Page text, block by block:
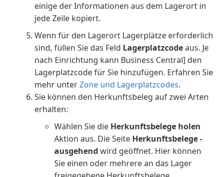
einige der Informationen aus dem Lagerort in
jede Zeile kopiert.
Wenn für den Lagerort Lagerplätze erforderlich
sind, füllen Sie das Feld Lagerplatzcodeaus. Je
nach Einrichtung kann Business Central] den
Lagerplatzcode für Sie hinzufügen. Erfahren Sie
mehr unterZone und Lagerplatzcodes.
Sie können den Herkunftsbeleg auf zwei Arten
erhalten:
Wählen Sie die Herkunftsbelege holen
Aktion aus. Die Seite Herkunftsbelege -
ausgehend wird geöffnet. Hier können
Sie einen oder mehrere an das Lager